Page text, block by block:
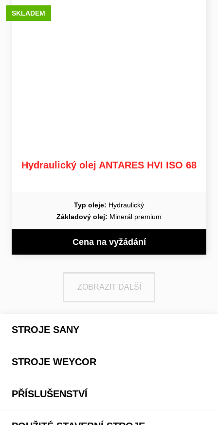
SKLADEM
Hydraulický olej ANTARES HVI ISO 68
Typ oleje: Hydraulický
Základový olej: Minerál premium
Cena na vyžádání
ZOBRAZIT DALŠÍ
STROJE SANY
STROJE WEYCOR
PŘÍSLUŠENSTVÍ